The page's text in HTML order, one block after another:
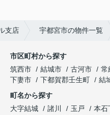
支店 宇都宮市の物件一覧
市区町村から探す
筑西市
結城市 古河市 常
下妻市
下都賀郡壬生町 結
町名から探す
大字結城
諸川 玉戸 本石